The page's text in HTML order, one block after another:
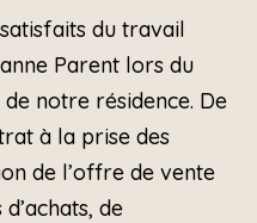
du travail
Parent lors du
notre résidence. De
à la prise des
de l’offre de vente
de